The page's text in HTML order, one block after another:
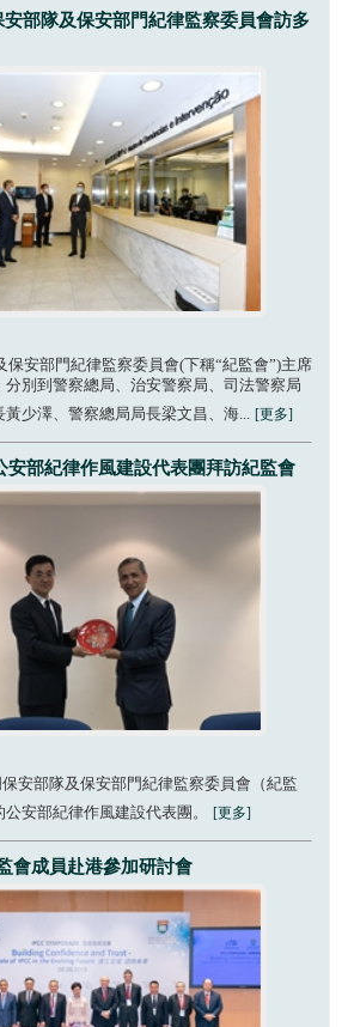
安部隊及保安部門紀律監察委員會訪多
保安部門紀律監察委員會(下稱“紀監會”)主席
分別到警察總局、治安警察局、司法警察局
少澤、警察總局局長梁文昌、海... [更多]
安部紀律作風建設代表團拜訪紀監會
安部隊及保安部門紀律監察委員會（紀監
安部紀律作風建設代表團。
[更多]
會成員赴港參加研討會